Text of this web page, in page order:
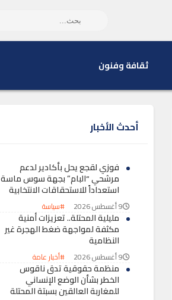
ثقافة وفنون
أحدث الأخبار
فوزي لقجع يحل بأكادير لدعم
مرشحي “البام” بجهة سوس ماسة
استعداداً للاستحقاقات الانتخابية
9 أغسطس 2026 #سياسة
مليلية المحتلة.. تعزيزات أمنية
مكثفة لمواجهة ضغط الهجرة غير
النظامية
9 أغسطس 2026 #أخبار عامة
منظمة حقوقية تدق ناقوس
الخطر بشأن الوضع الإنساني
للمغاربة العالقين بسبتة المحتلة